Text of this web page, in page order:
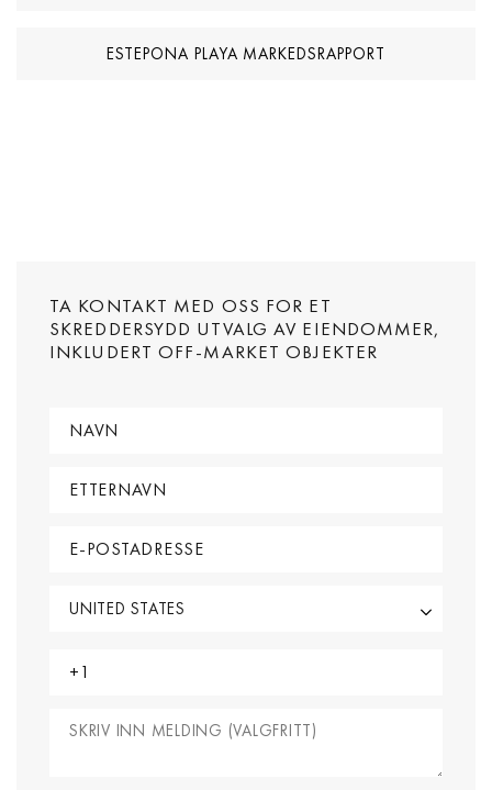
ESTEPONA PLAYA MARKEDSRAPPORT
TA KONTAKT MED OSS FOR ET
SKREDDERSYDD UTVALG AV EIENDOMMER,
INKLUDERT OFF-MARKET OBJEKTER